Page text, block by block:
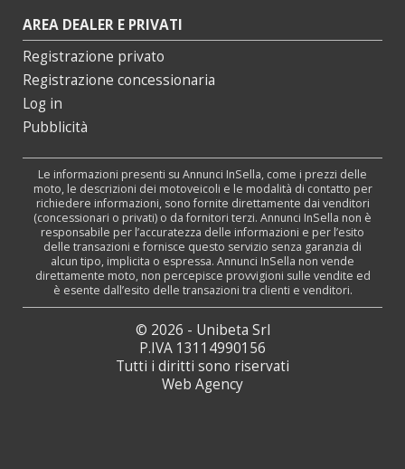
AREA DEALER E PRIVATI
Registrazione privato
Registrazione concessionaria
Log in
Pubblicità
Le informazioni presenti su Annunci InSella, come i prezzi delle
moto, le descrizioni dei motoveicoli e le modalità di contatto per
richiedere informazioni, sono fornite direttamente dai venditori
(concessionari o privati) o da fornitori terzi. Annunci InSella non è
responsabile per l’accuratezza delle informazioni e per l’esito
delle transazioni e fornisce questo servizio senza garanzia di
alcun tipo, implicita o espressa. Annunci InSella non vende
direttamente moto, non percepisce provvigioni sulle vendite ed
è esente dall’esito delle transazioni tra clienti e venditori.
© 2026 - Unibeta Srl
P.IVA 13114990156
Tutti i diritti sono riservati
Web Agency